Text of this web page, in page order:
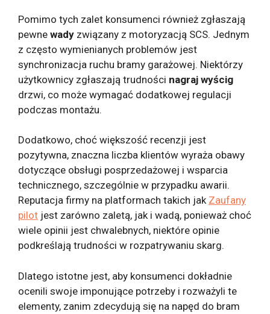
Pomimo tych zalet konsumenci również zgłaszają
pewne wady związany z motoryzacją SCS. Jednym
z często wymienianych problemów jest
synchronizacja ruchu bramy garażowej. Niektórzy
użytkownicy zgłaszają trudności nagraj wyścig
drzwi, co może wymagać dodatkowej regulacji
podczas montażu.
Dodatkowo, choć większość recenzji jest
pozytywna, znaczna liczba klientów wyraża obawy
dotyczące obsługi posprzedażowej i wsparcia
technicznego, szczególnie w przypadku awarii.
Reputacja firmy na platformach takich jak Zaufany
pilot jest zarówno zaletą, jak i wadą, ponieważ choć
wiele opinii jest chwalebnych, niektóre opinie
podkreślają trudności w rozpatrywaniu skarg.
Dlatego istotne jest, aby konsumenci dokładnie
ocenili swoje imponujące potrzeby i rozważyli te
elementy, zanim zdecydują się na napęd do bram